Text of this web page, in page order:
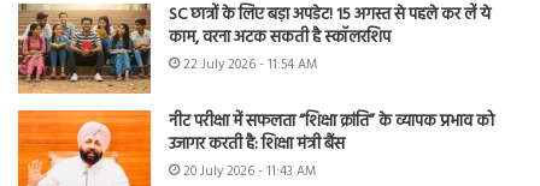
SC छात्रों के लिए बड़ा अपडेट! 15 अगस्त से पहले कर लें ये
काम, वरना अटक सकती है स्कॉलरशिप
22 July 2026 - 11:54 AM
नीट परीक्षा में सफलता “शिक्षा क्रांति” के व्यापक प्रभाव को
उजागर करती है: शिक्षा मंत्री बैंस
20 July 2026 - 11:43 AM